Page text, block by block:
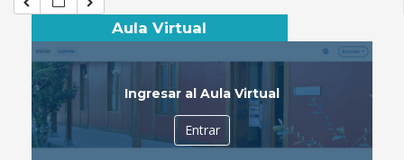
Aula Virtual
Ingresar al Aula Virtual
Entrar